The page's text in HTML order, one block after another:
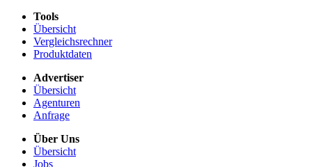
Tools
Übersicht
Vergleichsrechner
Produktdaten
Advertiser
Übersicht
Agenturen
Anfrage
Über Uns
Übersicht
Jobs